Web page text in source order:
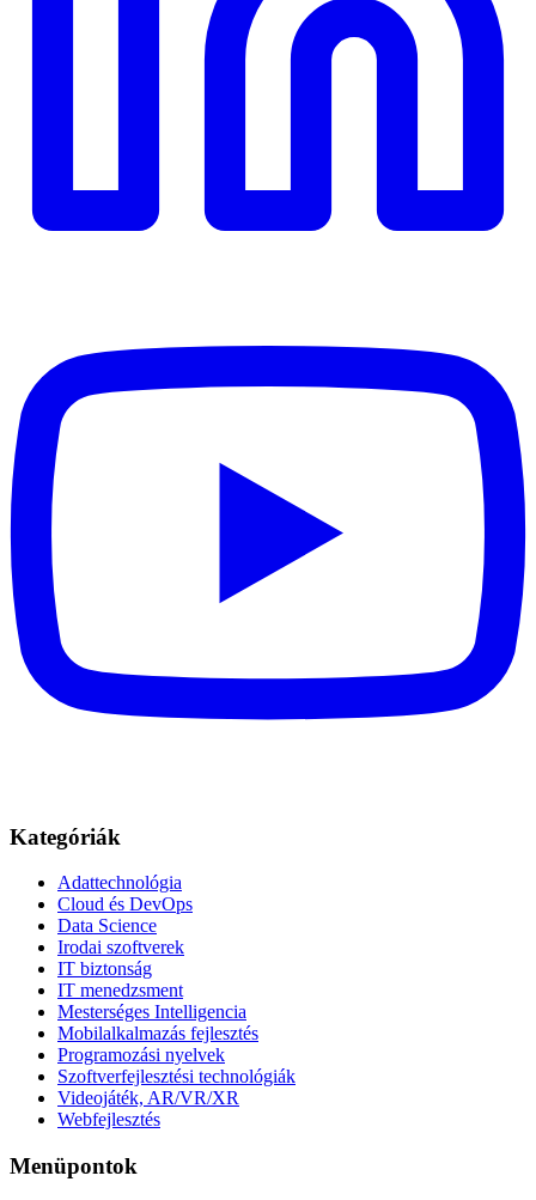
Kategóriák
Adattechnológia
Cloud és DevOps
Data Science
Irodai szoftverek
IT biztonság
IT menedzsment
Mesterséges Intelligencia
Mobilalkalmazás fejlesztés
Programozási nyelvek
Szoftverfejlesztési technológiák
Videojáték, AR/VR/XR
Webfejlesztés
Menüpontok